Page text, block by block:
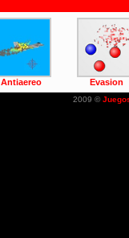
Antiaereo Evasion
2009 ©